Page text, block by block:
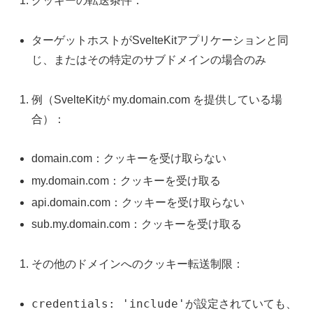
ターゲットホストがSvelteKitアプリケーションと同
じ、またはその特定のサブドメインの場合のみ
例（SvelteKitが my.domain.com を提供している場
合）：
domain.com：クッキーを受け取らない
my.domain.com：クッキーを受け取る
api.domain.com：クッキーを受け取らない
sub.my.domain.com：クッキーを受け取る
その他のドメインへのクッキー転送制限：
credentials: 'include' が設定されていても、